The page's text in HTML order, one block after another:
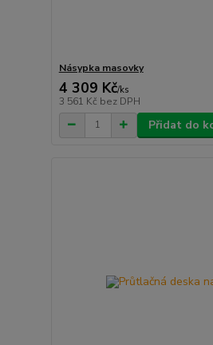
Násypka masovky
4 309 Kč/ks
3 561 Kč bez DPH
Přidat do